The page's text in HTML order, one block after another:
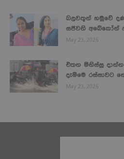
බලවතූන් හමුවේ
සජීවනි අබේකෝන්
May 23, 2026
එතන මිනිස්සු
දැම්මෙ රස්සාවට
May 23, 2026